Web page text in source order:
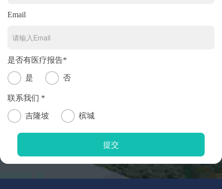
Email
是否有医疗报告*
是 否
联系我们 *
吉隆坡 槟城